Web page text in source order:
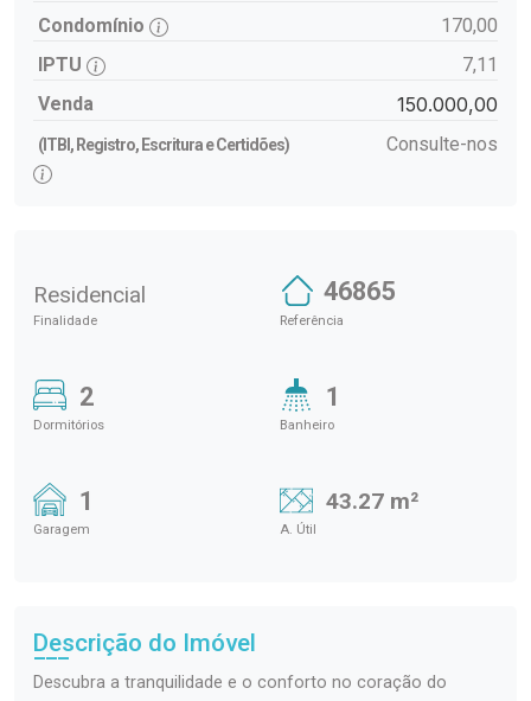
Condomínio
170,00
IPTU
7,11
Venda
150.000,00
(ITBI, Registro, Escritura e Certidões) Consulte-nos
Residencial
Finalidade
46865
Referência
2
Dormitórios
1
Banheiro
1
Garagem
43.27 m²
A. Útil
Descrição do Imóvel
Descubra a tranquilidade e o conforto no coração do